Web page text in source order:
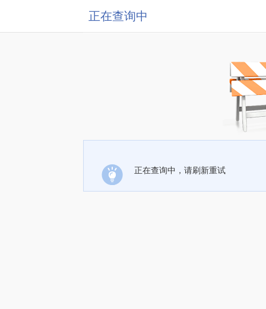
正在查询中
正在查询中，请刷新重试